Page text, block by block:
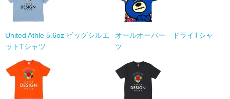
United Athle 5.6oz ビッグシルエ
ットTシャツ
オールオーバー ドライTシャ
ツ